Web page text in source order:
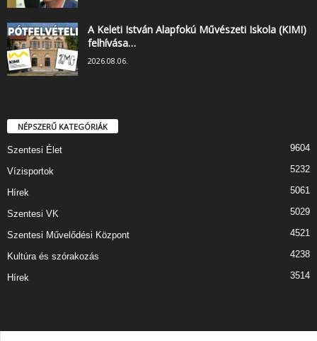
A Keleti István Alapfokú Művészeti Iskola (KIMI)
felhívása…
2026.08.06.
NÉPSZERŰ KATEGÓRIÁK
Szentesi Élet 9604
Vízisportok 5232
Hírek 5061
Szentesi VK 5029
Szentesi Művelődési Központ 4521
Kultúra és szórakozás 4238
Hírek 3514